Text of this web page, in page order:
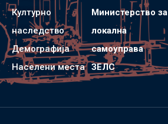
Културно
наследство
Демографија
Населени места
Министерство за
локална
самоуправа
ЗЕЛС